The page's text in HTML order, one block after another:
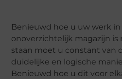
Benieuwd hoe u uw werk
onoverzichtelijk magazijn
staan moet u constant van
duidelijke en logische
Benieuwd hoe u dit voor